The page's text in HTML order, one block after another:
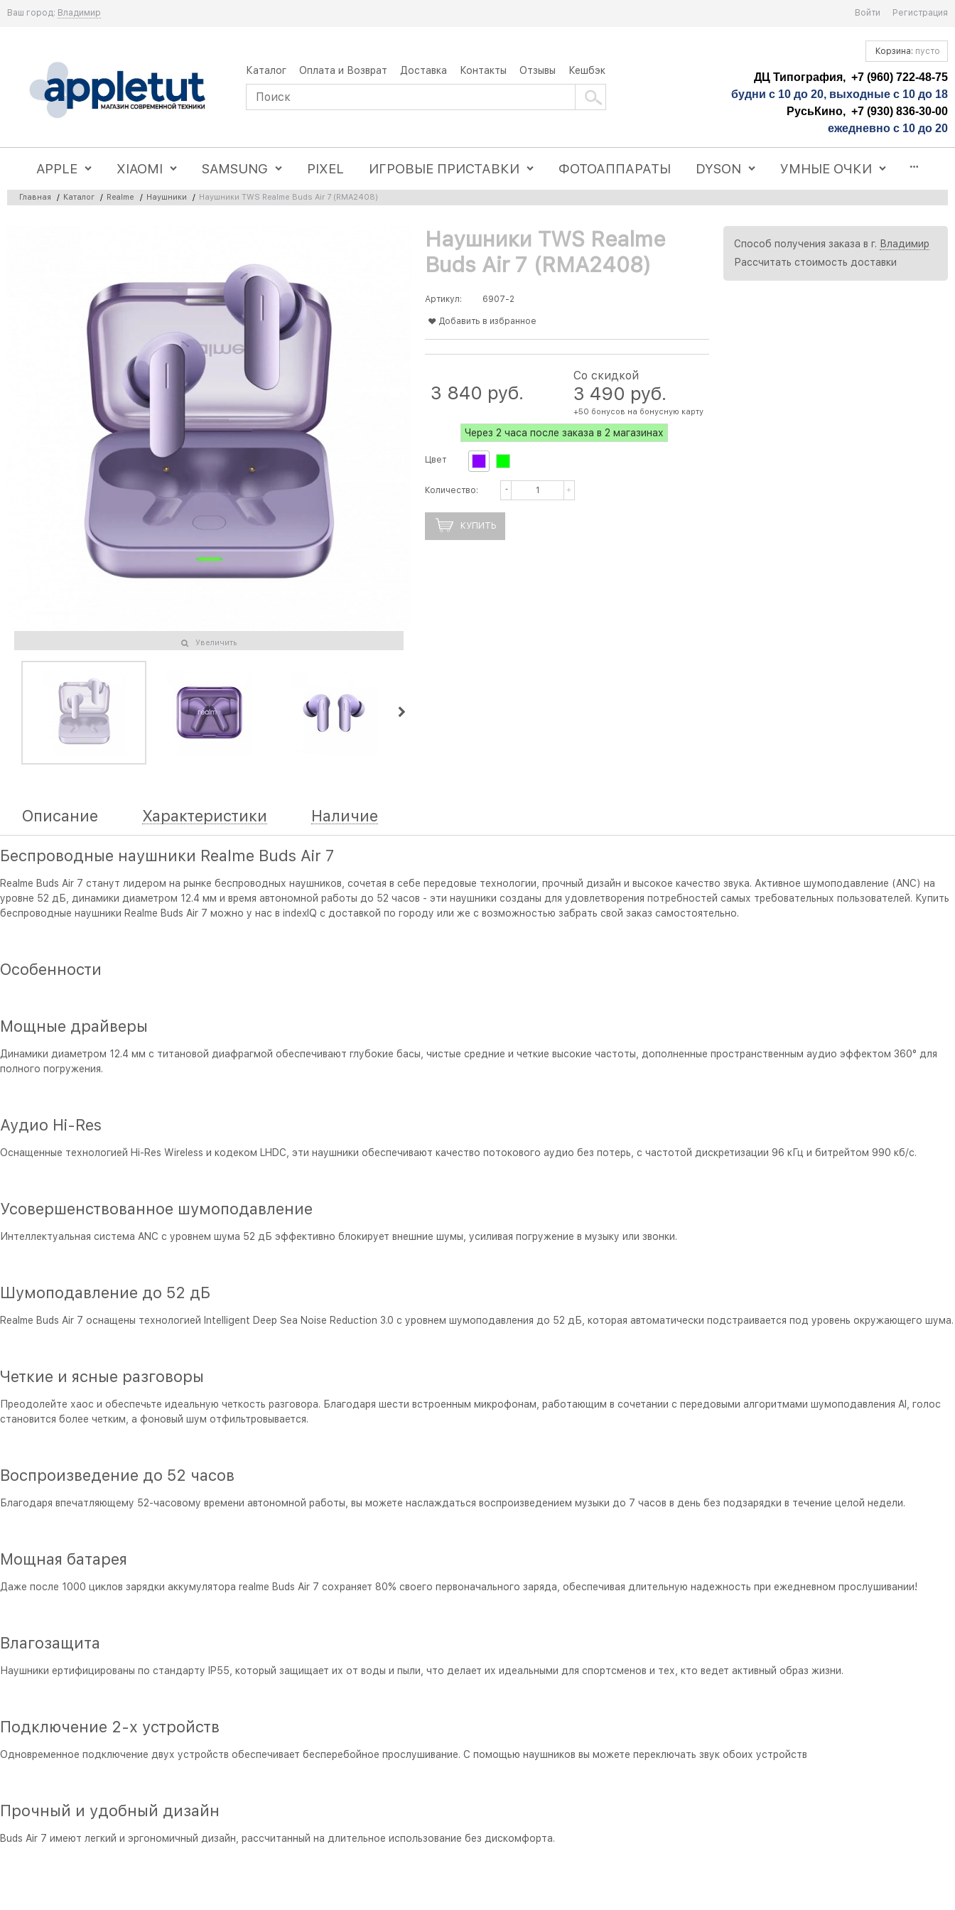
Ваш город: Владимир Войти Регистрация
Каталог Оплата и Возврат Доставка Контакты Отзывы Кешбэк
Корзина: пусто
ДЦ Типография, +7 (960) 722-48-75
будни с 10 до 20, выходные с 10 до 18
РусьКино, +7 (930) 836-30-00
ежедневно с 10 до 20
APPLE XIAOMI SAMSUNG PIXEL ИГРОВЫЕ ПРИСТАВКИ ФОТОАППАРАТЫ DYSON УМНЫЕ ОЧКИ
Главная / Каталог / Realme / Наушники / Наушники TWS Realme Buds Air 7 (RMA2408)
Увеличить
Наушники TWS Realme
Buds Air 7 (RMA2408)
Артикул: 6907-2
Добавить в избранное
3 490 руб.
+50 бонусов на бонусную карту
Со скидкой
3 840 руб.
Через 2 часа после заказа в 2 магазинах
Цвет
Количество:
КУПИТЬ
Способ получения заказа в г. Владимир
Рассчитать стоимость доставки
Описание Характеристики Наличие
Беспроводные наушники Realme Buds Air 7
Realme Buds Air 7 станут лидером на рынке беспроводных наушников, сочетая в себе передовые технологии, прочный дизайн и высокое качество звука. Активное шумоподавление (ANC) на
уровне 52 дБ, динамики диаметром 12.4 мм и время автономной работы до 52 часов - эти наушники созданы для удовлетворения потребностей самых требовательных пользователей. Купить
беспроводные наушники Realme Buds Air 7 можно у нас в indexIQ с доставкой по городу или же с возможностью забрать свой заказ самостоятельно.
Особенности
Мощные драйверы
Динамики диаметром 12.4 мм с титановой диафрагмой обеспечивают глубокие басы, чистые средние и четкие высокие частоты, дополненные пространственным аудио эффектом 360° для
полного погружения.
Аудио Hi-Res
Оснащенные технологией Hi-Res Wireless и кодеком LHDC, эти наушники обеспечивают качество потокового аудио без потерь, с частотой дискретизации 96 кГц и битрейтом 990 кб/с.
Усовершенствованное шумоподавление
Интеллектуальная система ANC с уровнем шума 52 дБ эффективно блокирует внешние шумы, усиливая погружение в музыку или звонки.
Шумоподавление до 52 дБ
Realme Buds Air 7 оснащены технологией Intelligent Deep Sea Noise Reduction 3.0 с уровнем шумоподавления до 52 дБ, которая автоматически подстраивается под уровень окружающего шума.
Четкие и ясные разговоры
Преодолейте хаос и обеспечьте идеальную четкость разговора. Благодаря шести встроенным микрофонам, работающим в сочетании с передовыми алгоритмами шумоподавления Al, голос
становится более четким, а фоновый шум отфильтровывается.
Воспроизведение до 52 часов
Благодаря впечатляющему 52-часовому времени автономной работы, вы можете наслаждаться воспроизведением музыки до 7 часов в день без подзарядки в течение целой недели.
Мощная батарея
Даже после 1000 циклов зарядки аккумулятора realme Buds Air 7 сохраняет 80% своего первоначального заряда, обеспечивая длительную надежность при ежедневном прослушивании!
Влагозащита
Наушники ертифицированы по стандарту IP55, который защищает их от воды и пыли, что делает их идеальными для спортсменов и тех, кто ведет активный образ жизни.
Подключение 2-х устройств
Одновременное подключение двух устройств обеспечивает бесперебойное прослушивание. С помощью наушников вы можете переключать звук обоих устройств
Прочный и удобный дизайн
Buds Air 7 имеют легкий и эргономичный дизайн, рассчитанный на длительное использование без дискомфорта.